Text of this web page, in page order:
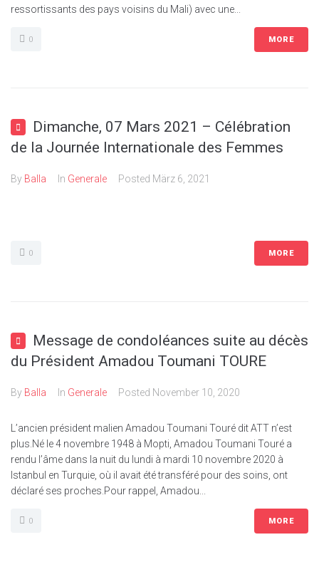
ressortissants des pays voisins du Mali) avec une...
0 MORE
Dimanche, 07 Mars 2021 – Célébration
de la Journée Internationale des Femmes
By Balla In Generale Posted März 6, 2021
0 MORE
Message de condoléances suite au décès
du Président Amadou Toumani TOURE
By Balla In Generale Posted November 10, 2020
L’ancien président malien Amadou Toumani Touré dit ATT n’est
plus.Né le 4 novembre 1948 à Mopti, Amadou Toumani Touré a
rendu l’âme dans la nuit du lundi à mardi 10 novembre 2020 à
Istanbul en Turquie, où il avait été transféré pour des soins, ont
déclaré ses proches.Pour rappel, Amadou...
0 MORE